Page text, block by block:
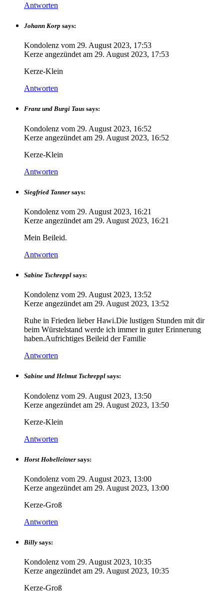
Antworten
Johann Korp says:
Kondolenz vom 29. August 2023, 17:53
Kerze angezündet am 29. August 2023, 17:53
Kerze-Klein
Antworten
Franz und Burgi Taus says:
Kondolenz vom 29. August 2023, 16:52
Kerze angezündet am 29. August 2023, 16:52
Kerze-Klein
Antworten
Siegfried Tanner says:
Kondolenz vom 29. August 2023, 16:21
Kerze angezündet am 29. August 2023, 16:21
Mein Beileid.
Antworten
Sabine Tschreppl says:
Kondolenz vom 29. August 2023, 13:52
Kerze angezündet am 29. August 2023, 13:52
Ruhe in Frieden lieber Hawi.Die lustigen Stunden mit dir
beim Würstelstand werde ich immer in guter Erinnerung
haben.Aufrichtiges Beileid der Familie
Antworten
Sabine und Helmut Tschreppl says:
Kondolenz vom 29. August 2023, 13:50
Kerze angezündet am 29. August 2023, 13:50
Kerze-Klein
Antworten
Horst Hobelleitner says:
Kondolenz vom 29. August 2023, 13:00
Kerze angezündet am 29. August 2023, 13:00
Kerze-Groß
Antworten
Billy says:
Kondolenz vom 29. August 2023, 10:35
Kerze angezündet am 29. August 2023, 10:35
Kerze-Groß